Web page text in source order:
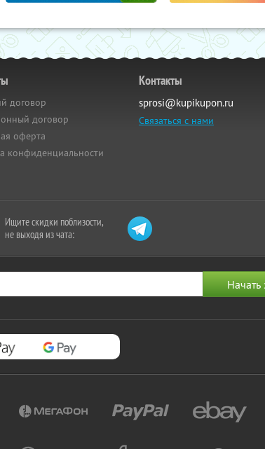
договор
договор
оферта
конфиденциальности
Контакты
sprosi@kupikupon.ru
Связаться с нами
Ищите скидки поблизости,
не выходя из чата: